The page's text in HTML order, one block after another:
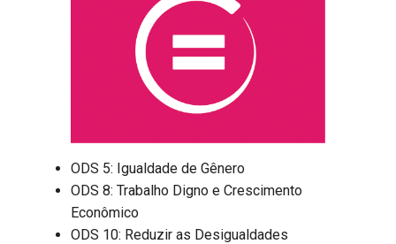
ODS 5: Igualdade de Gênero
ODS 8: Trabalho Digno e Crescimento
Econômico
ODS 10: Reduzir as Desigualdades